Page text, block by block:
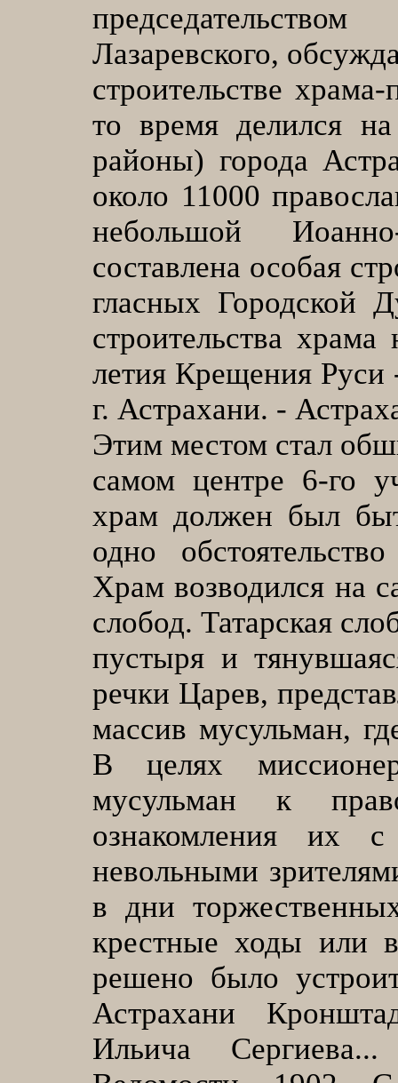
Лазаревского,
строительстве
то время делился
районы) города
около 11000
небольшой
составлена особая
гласных Городской
строительства
летия Крещения Руси
г. Астрахани. -
Этим местом стал
самом центре 6-го
храм должен был
одно
Храм возводился на
слобод. Татарская
пустыря и
речки Царев,
массив мусульман,
В целях
мусульман к
ознакомления их с
невольными
в дни
крестные ходы или
решено было
Астрахани
Ильича Сергиева...